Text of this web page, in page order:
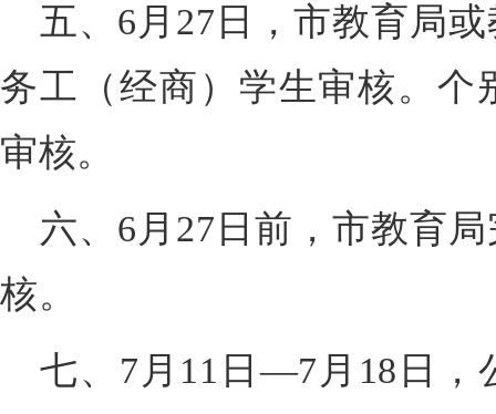
五、6月27日，市教育局
务工（经商）学生审核。个
审核。
六、6月27日前，市教育
核。
七、7月11日—7月18日，